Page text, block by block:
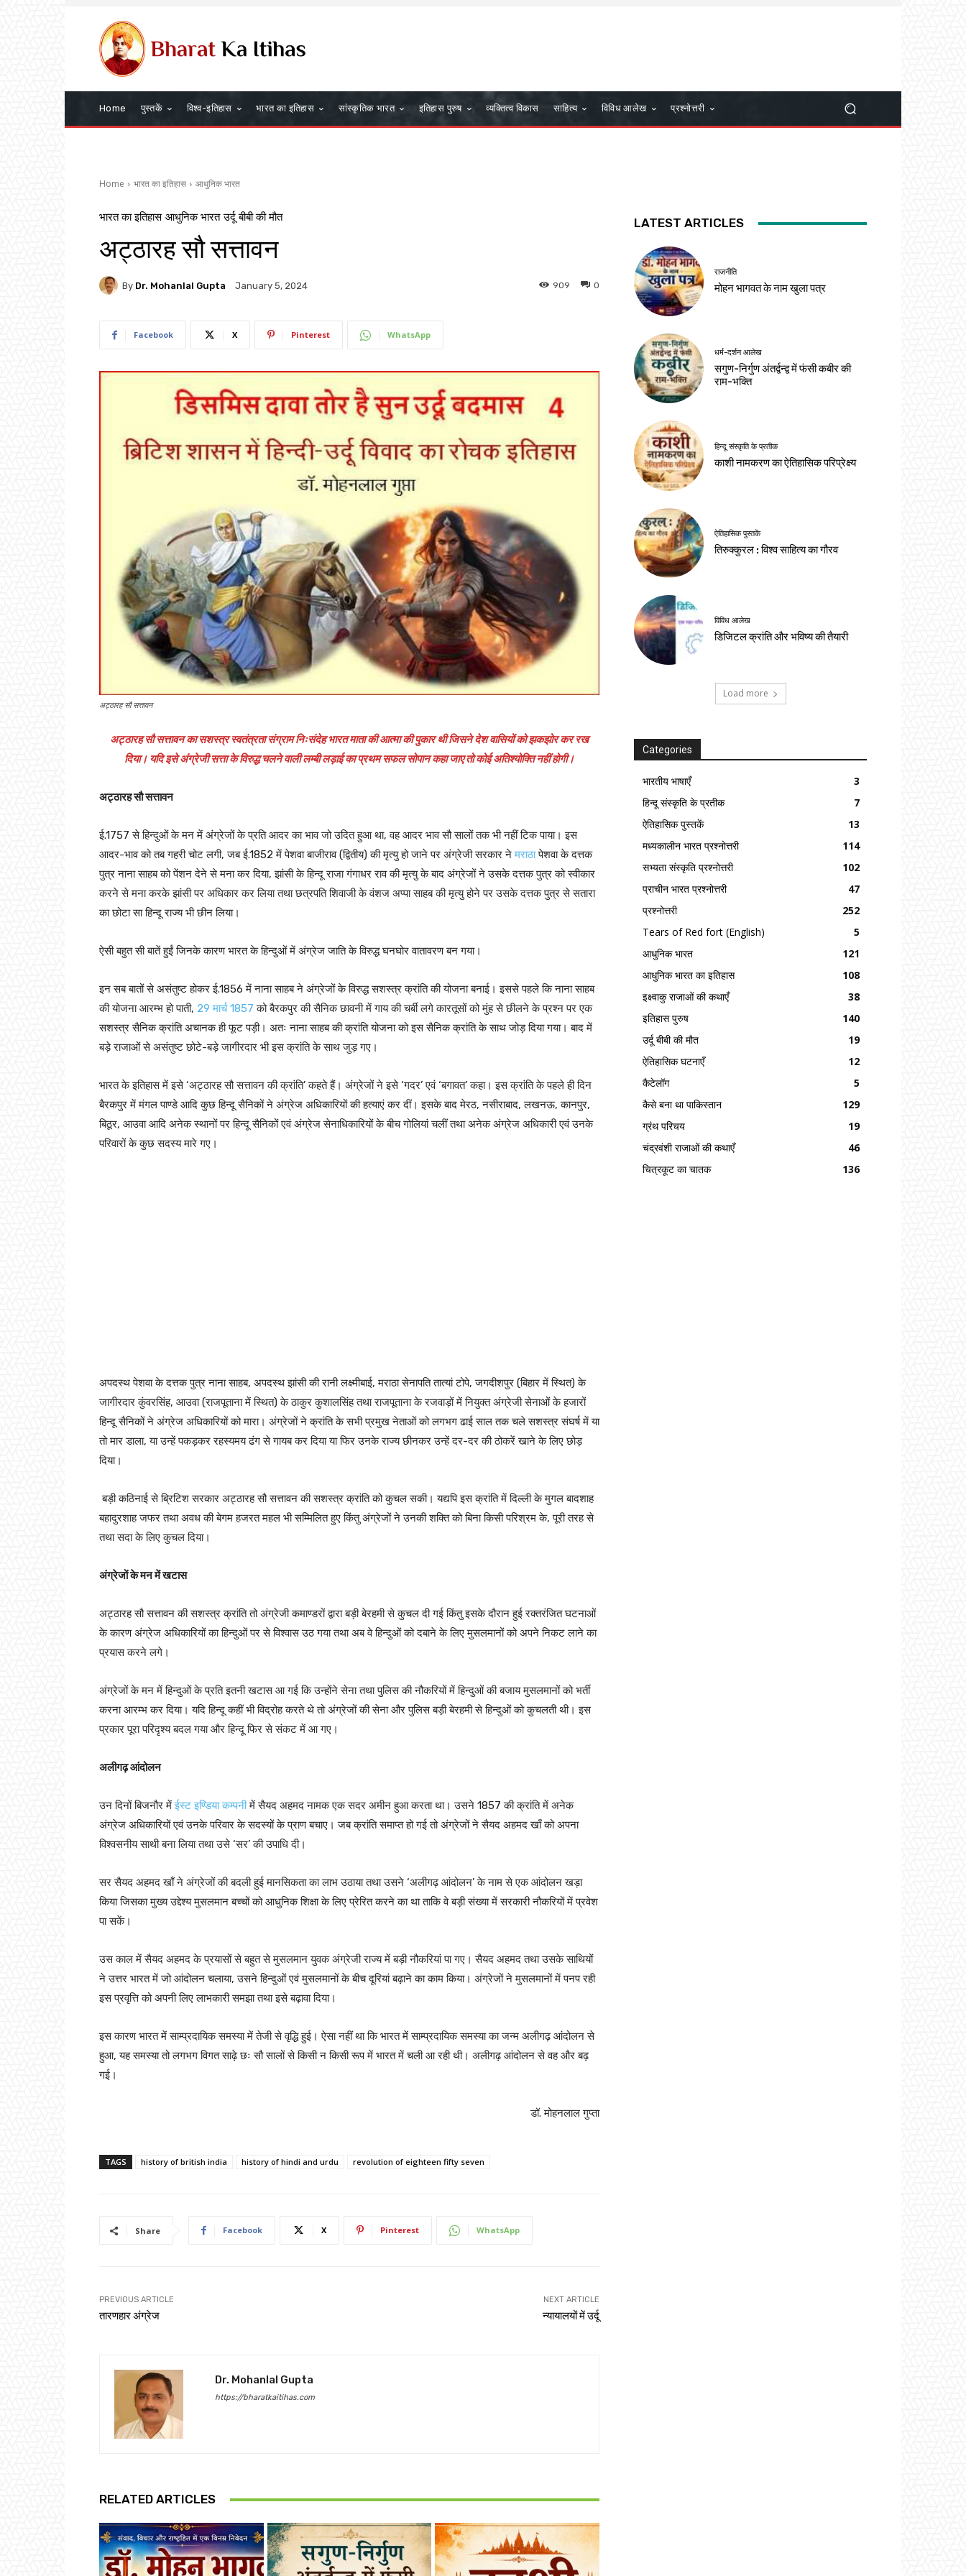
Home पुस्तकें विश्व-इतिहास भारत का इतिहास सांस्कृतिक भारत इतिहास पुरुष व्यक्तित्व विकास साहित्य विविध आलेख प्रश्नोत्तरी
Home भारत का इतिहास आधुनिक भारत
भारत का इतिहास आधुनिक भारत उर्दू बीबी की मौत
अट्ठारह सौ सत्तावन
By Dr. Mohanlal Gupta January 5, 2024 0
909
Facebook X Pinterest WhatsApp
अट्ठारह सौ सत्तावन
अट्ठारह सौ सत्तावन का सशस्त्र स्वतंत्रता संग्राम निःसंदेह भारत माता की आत्मा की पुकार थी जिसने देश वासियों को झकझोर कर रख
दिया। यदि इसे अंग्रेजी सत्ता के विरुद्ध चलने वाली लम्बी लड़ाई का प्रथम सफल सोपान कहा जाए तो कोई अतिश्योक्ति नहीं होगी।
अट्ठारह सौ सत्तावन
ई.1757 से हिन्दुओं के मन में अंग्रेजों के प्रति आदर का भाव जो उदित हुआ था, वह आदर भाव सौ सालों तक भी नहीं टिक पाया। इस
आदर-भाव को तब गहरी चोट लगी, जब ई.1852 में पेशवा बाजीराव (द्वितीय) की मृत्यु हो जाने पर अंग्रेजी सरकार नेमराठापेशवा के दत्तक
पुत्र नाना साहब को पेंशन देने से मना कर दिया, झांसी के हिन्दू राजा गंगाधर राव की मृत्यु के बाद अंग्रेजों ने उसके दत्तक पुत्र को स्वीकार
करने से मना करके झांसी पर अधिकार कर लिया तथा छत्रपति शिवाजी के वंशज अप्पा साहब की मृत्यु होने पर उसके दत्तक पुत्र से सतारा
का छोटा सा हिन्दू राज्य भी छीन लिया।
ऐसी बहुत सी बातें हुईं जिनके कारण भारत के हिन्दुओं में अंग्रेज जाति के विरुद्ध घनघोर वातावरण बन गया।
इन सब बातों से असंतुष्ट होकर ई.1856 में नाना साहब ने अंग्रेजों के विरुद्ध सशस्त्र क्रांति की योजना बनाई। इससे पहले कि नाना साहब
की योजना आरम्भ हो पाती, 29 मार्च 1857को बैरकपुर की सैनिक छावनी में गाय की चर्बी लगे कारतूसों को मुंह से छीलने के प्रश्न पर एक
सशस्त्र सैनिक क्रांति अचानक ही फूट पड़ी। अतः नाना साहब की क्रांति योजना को इस सैनिक क्रांति के साथ जोड़ दिया गया। बाद में
बड़े राजाओं से असंतुष्ट छोटे-बड़े जागीरदार भी इस क्रांति के साथ जुड़ गए।
भारत के इतिहास में इसे ‘अट्ठारह सौ सत्तावन की क्रांति’ कहते हैं। अंग्रेजों ने इसे ‘गदर’ एवं ‘बगावत’ कहा। इस क्रांति के पहले ही दिन
बैरकपुर में मंगल पाण्डे आदि कुछ हिन्दू सैनिकों ने अंग्रेज अधिकारियों की हत्याएं कर दीं। इसके बाद मेरठ, नसीराबाद, लखनऊ, कानपुर,
बिठूर, आउवा आदि अनेक स्थानों पर हिन्दू सैनिकों एवं अंग्रेज सेनाधिकारियों के बीच गोलियां चलीं तथा अनेक अंग्रेज अधिकारी एवं उनके
परिवारों के कुछ सदस्य मारे गए।
अपदस्थ पेशवा के दत्तक पुत्र नाना साहब, अपदस्थ झांसी की रानी लक्ष्मीबाई, मराठा सेनापति तात्यां टोपे, जगदीशपुर (बिहार में स्थित) के
जागीरदार कुंवरसिंह, आउवा (राजपूताना में स्थित) के ठाकुर कुशालसिंह तथा राजपूताना के रजवाड़ों में नियुक्त अंग्रेजी सेनाओं के हजारों
हिन्दू सैनिकों ने अंग्रेज अधिकारियों को मारा। अंग्रेजों ने क्रांति के सभी प्रमुख नेताओं को लगभग ढाई साल तक चले सशस्त्र संघर्ष में या
तो मार डाला, या उन्हें पकड़कर रहस्यमय ढंग से गायब कर दिया या फिर उनके राज्य छीनकर उन्हें दर-दर की ठोकरें खाने के लिए छोड़
दिया।
बड़ी कठिनाई से ब्रिटिश सरकार अट्ठारह सौ सत्तावन की सशस्त्र क्रांति को कुचल सकी। यद्यपि इस क्रांति में दिल्ली के मुगल बादशाह
बहादुरशाह जफर तथा अवध की बेगम हजरत महल भी सम्मिलित हुए किंतु अंग्रेजों ने उनकी शक्ति को बिना किसी परिश्रम के, पूरी तरह से
तथा सदा के लिए कुचल दिया।
अंग्रेजों के मन में खटास
अट्ठारह सौ सत्तावन की सशस्त्र क्रांति तो अंग्रेजी कमाण्डरों द्वारा बड़ी बेरहमी से कुचल दी गई किंतु इसके दौरान हुई रक्तरंजित घटनाओं
के कारण अंग्रेज अधिकारियों का हिन्दुओं पर से विश्वास उठ गया तथा अब वे हिन्दुओं को दबाने के लिए मुसलमानों को अपने निकट लाने का
प्रयास करने लगे।
अंग्रेजों के मन में हिन्दुओं के प्रति इतनी खटास आ गई कि उन्होंने सेना तथा पुलिस की नौकरियों में हिन्दुओं की बजाय मुसलमानों को भर्ती
करना आरम्भ कर दिया। यदि हिन्दू कहीं भी विद्रोह करते थे तो अंग्रेजों की सेना और पुलिस बड़ी बेरहमी से हिन्दुओं को कुचलती थी। इस
प्रकार पूरा परिदृश्य बदल गया और हिन्दू फिर से संकट में आ गए।
अलीगढ़ आंदोलन
उन दिनों बिजनौर मेंईस्ट इण्डिया कम्पनीमें सैयद अहमद नामक एक सदर अमीन हुआ करता था। उसने 1857 की क्रांति में अनेक
अंग्रेज अधिकारियों एवं उनके परिवार के सदस्यों के प्राण बचाए। जब क्रांति समाप्त हो गई तो अंग्रेजों ने सैयद अहमद खाँ को अपना
विश्वसनीय साथी बना लिया तथा उसे ‘सर’ की उपाधि दी।
सर सैयद अहमद खाँ ने अंग्रेजों की बदली हुई मानसिकता का लाभ उठाया तथा उसने ‘अलीगढ़ आंदोलन’ के नाम से एक आंदोलन खड़ा
किया जिसका मुख्य उद्देश्य मुसलमान बच्चों को आधुनिक शिक्षा के लिए प्रेरित करने का था ताकि वे बड़ी संख्या में सरकारी नौकरियों में प्रवेश
पा सकें।
उस काल में सैयद अहमद के प्रयासों से बहुत से मुसलमान युवक अंग्रेजी राज्य में बड़ी नौकरियां पा गए। सैयद अहमद तथा उसके साथियों
ने उत्तर भारत में जो आंदोलन चलाया, उसने हिन्दुओं एवं मुसलमानों के बीच दूरियां बढ़ाने का काम किया। अंग्रेजों ने मुसलमानों में पनप रही
इस प्रवृत्ति को अपनी लिए लाभकारी समझा तथा इसे बढ़ावा दिया।
इस कारण भारत में साम्प्रदायिक समस्या में तेजी से वृद्धि हुई। ऐसा नहीं था कि भारत में साम्प्रदायिक समस्या का जन्म अलीगढ़ आंदोलन से
हुआ, यह समस्या तो लगभग विगत साढ़े छः सौ सालों से किसी न किसी रूप में भारत में चली आ रही थी। अलीगढ़ आंदोलन से वह और बढ़
गई।
डॉ. मोहनलाल गुप्ता
TAGS history of british india history of hindi and urdu revolution of eighteen fifty seven
Share Facebook X Pinterest WhatsApp
PREVIOUS ARTICLE
तारणहार अंग्रेज
NEXT ARTICLE
न्यायालयों में उर्दू
Dr. Mohanlal Gupta
https://bharatkaitihas.com
RELATED ARTICLES
LATEST ARTICLES
राजनीति
मोहन भागवत के नाम खुला पत्र
धर्म-दर्शन आलेख
सगुण-निर्गुण अंतर्द्वन्द्व में फंसी कबीर की
राम-भक्ति
हिन्दू संस्कृति के प्रतीक
काशी नामकरण का ऐतिहासिक परिप्रेक्ष्य
ऐतिहासिक पुस्तकें
तिरुक्कुरल : विश्व साहित्य का गौरव
विविध आलेख
डिजिटल क्रांति और भविष्य की तैयारी
Load more
Categories
भारतीय भाषाएँ
3
हिन्दू संस्कृति के प्रतीक
7
ऐतिहासिक पुस्तकें
13
मध्यकालीन भारत प्रश्नोत्तरी
114
सभ्यता संस्कृति प्रश्नोत्तरी
102
प्राचीन भारत प्रश्नोत्तरी
47
प्रश्नोत्तरी
252
Tears of Red fort (English)
5
आधुनिक भारत
121
आधुनिक भारत का इतिहास
108
इक्ष्वाकु राजाओं की कथाएँ
38
इतिहास पुरुष
140
उर्दू बीबी की मौत
19
ऐतिहासिक घटनाएँ
12
कैटेलॉग
5
कैसे बना था पाकिस्तान
129
ग्रंथ परिचय
19
चंद्रवंशी राजाओं की कथाएँ
46
चित्रकूट का चातक
136